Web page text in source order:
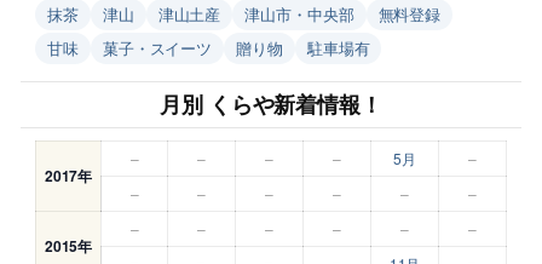
抹茶
津山 津山土産 津山市・中央部
無料登録
甘味
菓子・スイーツ 贈り物 駐車場有
月別 くらや新着情報！
2017年
– – – – 5月
–
–
– – – – –
2015年
– – – – –
–